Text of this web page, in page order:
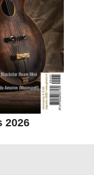
2026